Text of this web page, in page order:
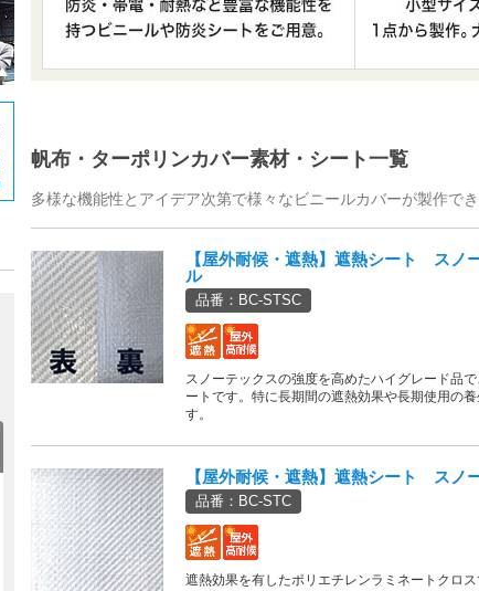
帆布・ターポリンカバー素材・シート一覧
多様な機能性とアイデア次第で様々なビニールカバーが製作でき
【屋外耐候・遮熱】遮熱シート スノ
ル
品番：BC-STSC
スノーテックスの強度を高めたハイグレード品
ートです。特に長期間の遮熱効果や長期使用の
す。
【屋外耐候・遮熱】遮熱シート スノ
品番：BC-STC
遮熱効果を有したポリエチレンラミネートクロ